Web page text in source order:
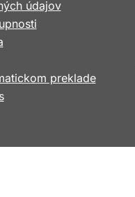
údajov
preklade